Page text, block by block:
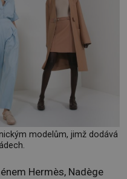
modelům, jimž dodává
Hermès, Nadège